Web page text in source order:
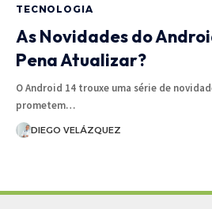
TECNOLOGIA
As Novidades do
Pena Atualizar?
O Android 14 trouxe uma série de
prometem…
DIEGO VELÁZQUEZ